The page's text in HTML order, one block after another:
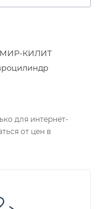
КИЛИТ
для интернет-
от цен в